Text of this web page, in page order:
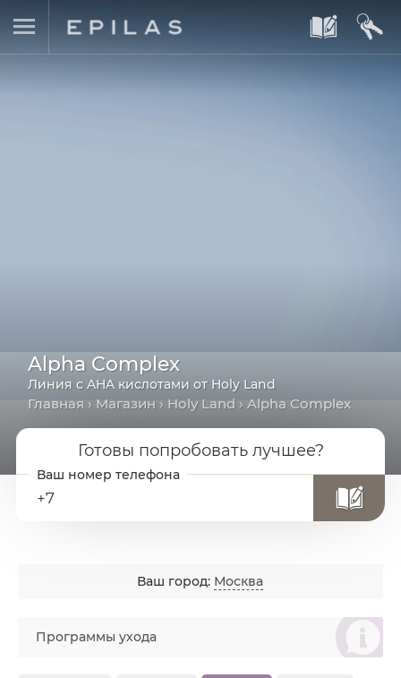
A B
Alpha Complex
Линия с AHA кислотами от Holy Land
Главная › Магазин › Holy Land › Alpha Complex
Готовы попробовать лучшее?
+7
Ваш город: Москва
စ
Программы ухода